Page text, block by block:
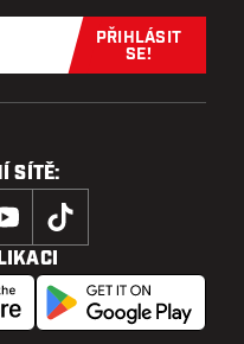
Přihlaste se
PŘIHLÁSIT
SE!
SÍTĚ: